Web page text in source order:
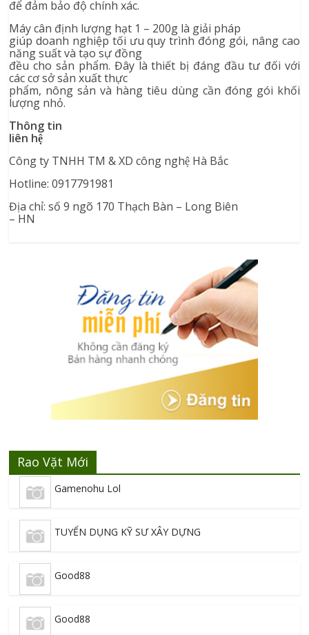
để đảm bảo độ chính xác.
Máy cân định lượng hạt 1 – 200g là giải pháp
giúp doanh nghiệp tối ưu quy trình đóng gói, nâng cao
năng suất và tạo sự đồng
đều cho sản phẩm. Đây là thiết bị đáng đầu tư đối với
các cơ sở sản xuất thực
phẩm, nông sản và hàng tiêu dùng cần đóng gói khối
lượng nhỏ.
Thông tin
liên hệ
Công ty TNHH TM & XD công nghệ Hà Bắc
Hotline: 0917791981
Địa chỉ: số 9 ngõ 170 Thạch Bàn – Long Biên
– HN
Rao Vặt Mới
Gamenohu Lol
TUYỂN DỤNG KỸ SƯ XÂY DỰNG
Good88
Good88